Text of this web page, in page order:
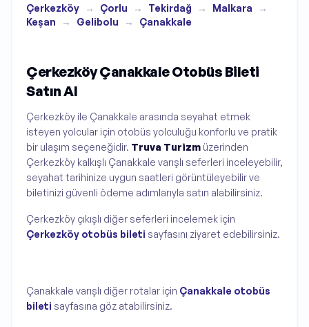
Çerkezköy → Çorlu → Tekirdağ → Malkara
→
Keşan
→ Gelibolu → Çanakkale
Çerkezköy Çanakkale Otobüs Bileti
Satın Al
Çerkezköy ile Çanakkale arasında seyahat etmek
isteyen yolcular için otobüs yolculuğu konforlu ve pratik
bir ulaşım seçeneğidir. Truva Turizm üzerinden
Çerkezköy kalkışlı Çanakkale varışlı seferleri inceleyebilir,
seyahat tarihinize uygun saatleri görüntüleyebilir ve
biletinizi güvenli ödeme adımlarıyla satın alabilirsiniz.
Çerkezköy çıkışlı diğer seferleri incelemek için
Çerkezköy otobüs bileti sayfasını ziyaret edebilirsiniz.
Çanakkale varışlı diğer rotalar için Çanakkale otobüs
bileti sayfasına göz atabilirsiniz.